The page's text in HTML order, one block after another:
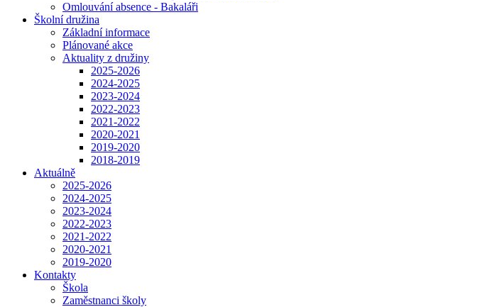
Omlouvání absence - Bakaláři
Školní družina
Základní informace
Plánované akce
Aktuality z družiny
2025-2026
2024-2025
2023-2024
2022-2023
2021-2022
2020-2021
2019-2020
2018-2019
Aktuálně
2025-2026
2024-2025
2023-2024
2022-2023
2021-2022
2020-2021
2019-2020
Kontakty
Škola
Zaměstnanci školy